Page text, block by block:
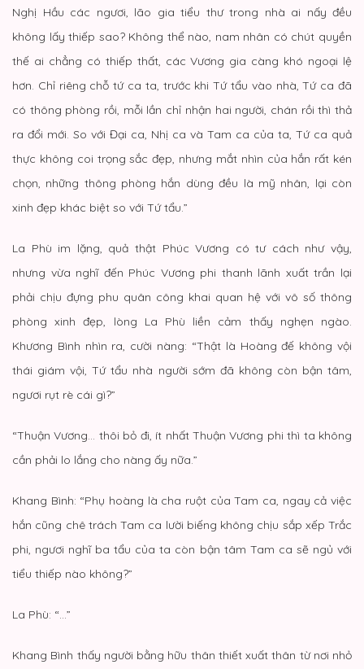
Nghị Hầu các ngươi, lão gia tiểu thư trong nhà ai nấy đều
không lấy thiếp sao? Không thể nào, nam nhân có chút quyền
thế ai chẳng có thiếp thất, các Vương gia càng khó ngoại lệ
hơn. Chỉ riêng chỗ tứ ca ta, trước khi Tứ tẩu vào nhà, Tứ ca đã
có thông phòng rồi, mỗi lần chỉ nhận hai người, chán rồi thì thả
ra đổi mới. So với Đại ca, Nhị ca và Tam ca của ta, Tứ ca quả
thực không coi trọng sắc đẹp, nhưng mắt nhìn của hắn rất kén
chọn, những thông phòng hắn dùng đều là mỹ nhân, lại còn
xinh đẹp khác biệt so với Tứ tẩu.”
La Phù im lặng, quả thật Phúc Vương có tư cách như vậy,
nhưng vừa nghĩ đến Phúc Vương phi thanh lãnh xuất trần lại
phải chịu đựng phu quân công khai quan hệ với vô số thông
phòng xinh đẹp, lòng La Phù liền cảm thấy nghẹn ngào.
Khương Bình nhìn ra, cười nàng: “Thật là Hoàng đế không vội
thái giám vội, Tứ tẩu nhà người sớm đã không còn bận tâm,
ngươi rụt rè cái gì?”
“Thuận Vương… thôi bỏ đi, ít nhất Thuận Vương phi thì ta không
cần phải lo lắng cho nàng ấy nữa.”
Khang Bình: “Phụ hoàng là cha ruột của Tam ca, ngay cả việc
hắn cũng chê trách Tam ca lười biếng không chịu sắp xếp Trắc
phi, ngươi nghĩ ba tẩu của ta còn bận tâm Tam ca sẽ ngủ với
tiểu thiếp nào không?”
La Phù: “…”
Khang Bình thấy người bằng hữu thân thiết xuất thân từ nơi nhỏ